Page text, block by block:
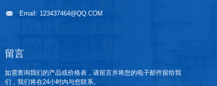
Email: 123437464@QQ.COM
留言
如需查询我们的产品或价格表，请留言并将您的电子邮件留给我
们，我们将在24小时内与您联系。